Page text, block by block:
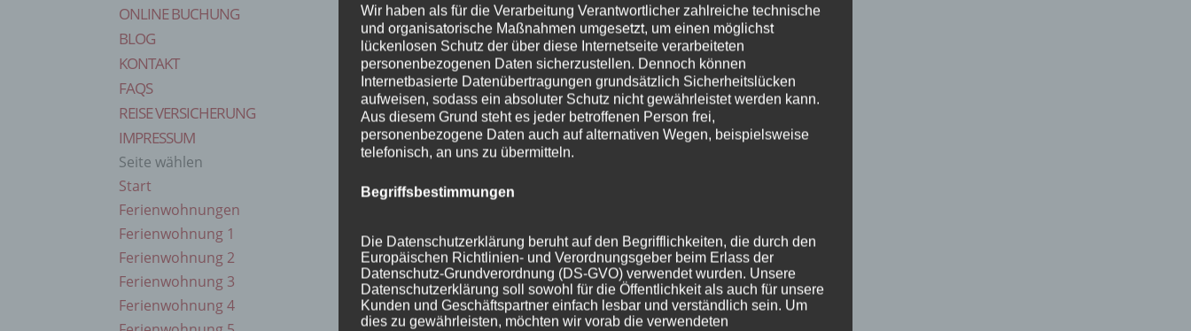
ONLINE BUCHUNG
BLOG
KONTAKT
FAQS
REISE VERSICHERUNG
IMPRESSUM
Seite wählen
Start
Ferienwohnungen
Ferienwohnung 1
Ferienwohnung 2
Ferienwohnung 3
Ferienwohnung 4
Wir haben als für die Verarbeitung Verantwortlicher zahlreiche technische
und organisatorische Maßnahmen umgesetzt, um einen möglichst
lückenlosen Schutz der über diese Internetseite verarbeiteten
personenbezogenen Daten sicherzustellen. Dennoch können
Internetbasierte Datenübertragungen grundsätzlich Sicherheitslücken
aufweisen, sodass ein absoluter Schutz nicht gewährleistet werden kann.
Aus diesem Grund steht es jeder betroffenen Person frei,
personenbezogene Daten auch auf alternativen Wegen, beispielsweise
telefonisch, an uns zu übermitteln.
Begriffsbestimmungen
Die Datenschutzerklärung beruht auf den Begrifflichkeiten, die durch den
Europäischen Richtlinien- und Verordnungsgeber beim Erlass der
Datenschutz-Grundverordnung (DS-GVO) verwendet wurden. Unsere
Datenschutzerklärung soll sowohl für die Öffentlichkeit als auch für unsere
Kunden und Geschäftspartner einfach lesbar und verständlich sein. Um
dies zu gewährleisten, möchten wir vorab die verwendeten